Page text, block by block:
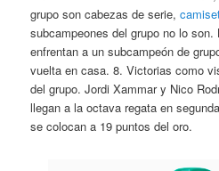
grupo son cabezas de serie,
subcampeones del grupo no lo
enfrentan a un subcampeón de
vuelta en casa. 8. Victorias como
del grupo. Jordi Xammar y Nico
llegan a la octava regata en
se colocan a 19 puntos del oro.